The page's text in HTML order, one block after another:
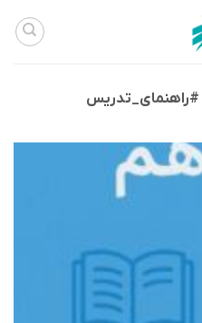
#راهنمای_تدریس